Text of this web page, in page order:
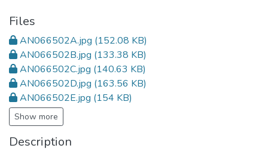
Files
AN066502A.jpg (152.08 KB)
AN066502B.jpg (133.38 KB)
AN066502C.jpg (140.63 KB)
AN066502D.jpg (163.56 KB)
AN066502E.jpg (154 KB)
Show more
Description